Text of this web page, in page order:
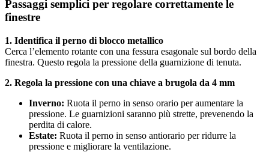
Passaggi semplici per regolare correttamente le
finestre
1. Identifica il perno di blocco metallico
Cerca l’elemento rotante con una fessura esagonale sul bordo della
finestra. Questo regola la pressione della guarnizione di tenuta.
2. Regola la pressione con una chiave a brugola da 4 mm
Inverno: Ruota il perno in senso orario per aumentare la
pressione. Le guarnizioni saranno più strette, prevenendo la
perdita di calore.
Estate: Ruota il perno in senso antiorario per ridurre la
pressione e migliorare la ventilazione.